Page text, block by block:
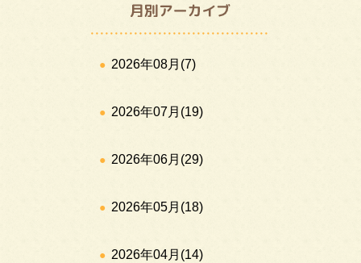
2026年08月 (7)
2026年07月 (19)
2026年06月 (29)
2026年05月 (18)
2026年04月 (14)